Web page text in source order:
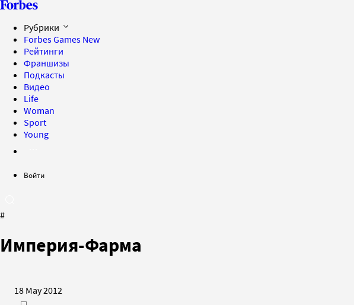
Рубрики
Forbes Games New
Рейтинги
Франшизы
Подкасты
Видео
Life
Woman
Sport
Young
Войти
#
Империя-Фарма
18 May 2012